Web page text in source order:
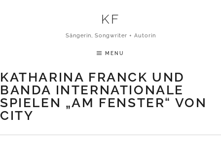
KF
Sängerin, Songwriter + Autorin
MENU
KATHARINA FRANCK UND
BANDA INTERNATIONALE
SPIELEN „AM FENSTER“ VON
CITY